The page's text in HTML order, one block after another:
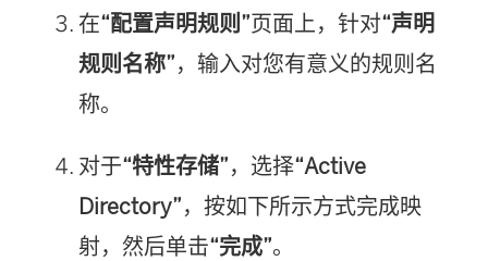
在“配置声明规则”页面上，针对“声明
规则名称”，输入对您有意义的规则名
称。
对于“特性存储”，选择“Active
Directory”，按如下所示方式完成映
射，然后单击“完成”。